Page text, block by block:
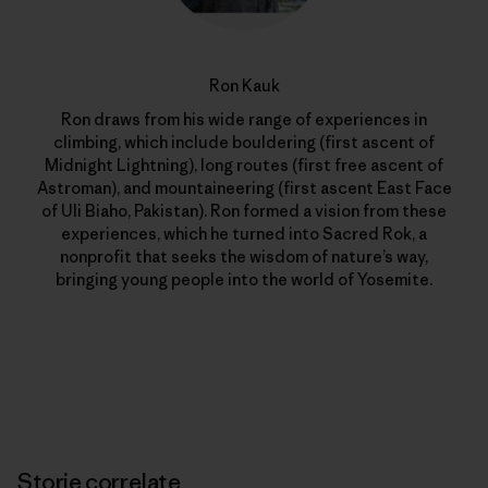
Ron Kauk
Ron draws from his wide range of experiences in
climbing, which include bouldering (first ascent of
Midnight Lightning), long routes (first free ascent of
Astroman), and mountaineering (first ascent East Face
of Uli Biaho, Pakistan). Ron formed a vision from these
experiences, which he turned into Sacred Rok, a
nonprofit that seeks the wisdom of nature’s way,
bringing young people into the world of Yosemite.
Storie correlate